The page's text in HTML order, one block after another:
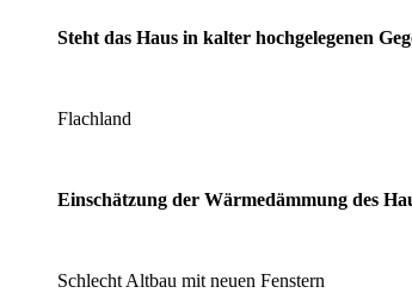
Steht das Haus in kalter hochgelegenen
Flachland
Einschätzung der Wärmedämmung des
Schlecht Altbau mit neuen Fenstern